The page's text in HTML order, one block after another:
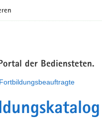
der Bediensteten.